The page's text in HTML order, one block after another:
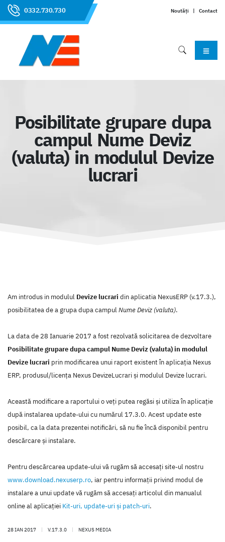
0332.730.730 Noutăți | Contact
Posibilitate grupare dupa
campul Nume Deviz
(valuta) in modulul Devize
lucrari
Am introdus in modulul Devize lucrari din aplicatia NexusERP (v.17.3.),
posibilitatea de a grupa dupa campulNume Deviz (valuta).
La data de 28 Ianuarie 2017 a fost rezolvată solicitarea de dezvoltare
Posibilitate grupare dupa campul Nume Deviz (valuta) in modulul
Devize lucrari prin modificarea unui raport existent în aplicaţia Nexus
ERP, produsul/licenţa Nexus DevizeLucrari şi modulul Devize lucrari.
Această modificare a raportului o veţi putea regăsi şi utiliza în aplicaţie
după instalarea update-ului cu numărul 17.3.0. Acest update este
posibil, ca la data prezentei notificări, să nu fie încă disponibil pentru
descărcare şi instalare.
Pentru descărcarea update-ului vă rugăm să accesaţi site-ul nostru
www.download.nexuserp.ro, iar pentru informaţii privind modul de
instalare a unui update vă rugăm să accesaţi articolul din manualul
online al aplicaţiei Kit-uri, update-uri şi patch-uri.
28 IAN 2017 | V.17.3.0 | NEXUS MEDIA